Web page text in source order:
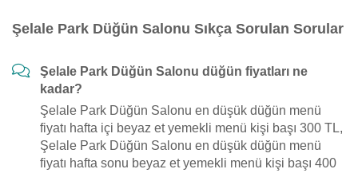
Şelale Park Düğün Salonu Sıkça Sorulan Sorular
Şelale Park Düğün Salonu düğün fiyatları ne
kadar?
Şelale Park Düğün Salonu en düşük düğün menü
fiyatı hafta içi beyaz et yemekli menü kişi başı 300 TL,
Şelale Park Düğün Salonu en düşük düğün menü
fiyatı hafta sonu beyaz et yemekli menü kişi başı 400